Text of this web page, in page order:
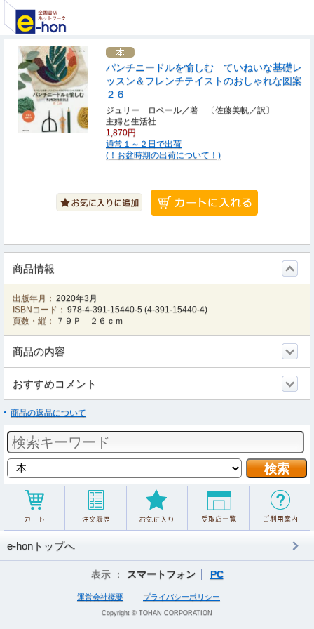
パンチニードルを愉しむ ていねいな基礎レ
ッスン＆フレンチテイストのおしゃれな図案
２６
ジュリー ロベール／著 〔佐藤美帆／訳〕
主婦と生活社
1,870円
通常１～２日で出荷
(！お盆時期の出荷について！)
商品情報
出版年月： 2020年3月
ISBNコード： 978-4-391-15440-5 (4-391-15440-4)
頁数・縦：
７９Ｐ ２６ｃｍ
商品の内容
おすすめコメント
商品の返品について
e-honトップへ
表示 ： スマートフォン PC
運営会社概要 プライバシーポリシー
Copyright © TOHAN CORPORATION